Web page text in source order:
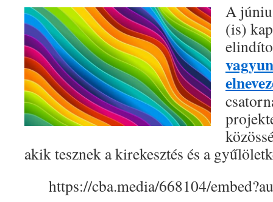
A
(is)
akik tesznek a kirekesztés és a
https://cba.media/668104/